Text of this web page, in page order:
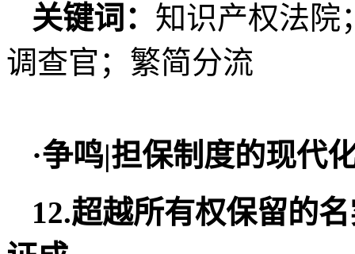
关键词： 知识产权法院
调查官；繁简分流
·争鸣|担保制度的现代
12.超越所有权保留的